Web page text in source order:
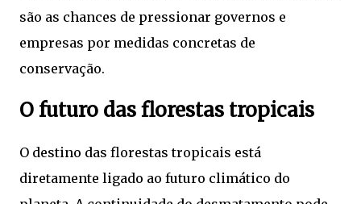
são as chances de pressionar governos e
empresas por medidas concretas de
conservação.
O futuro das florestas tropicais
O destino das florestas tropicais está
diretamente ligado ao futuro climático do